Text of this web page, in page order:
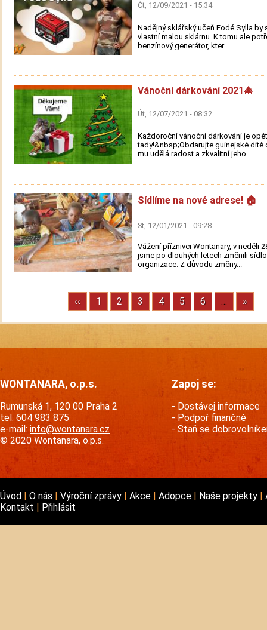
Čt, 12/09/2021 - 15:34
Nadějný sklářský učeň Fodé Sylla by
vlastní malou sklárnu. K tomu ale
benzínový generátor, kter...
Vánoční dárkování 2021🎄
Út, 12/07/2021 - 08:32
Každoroční vánoční dárkování je opět
tady!&nbsp;Obdarujte guinejské dítě
mu udělá radost a zkvalitní jeho ...
Sídlíme na nové adrese! 🏠
St, 12/01/2021 - 09:28
Vážení příznivci Wontanary, v neděli
jsme po dlouhých letech změnili
organizace. Z důvodu změny...
Previous
page
‹‹ Stránka
1 Stránka
2 Stránka
3 Stránka
4 Stránka
5 Stránka
6 …
Next
page
»
WONTANARA, o.p.s.
Rumunská 1, 120 00 Praha 2
tel. 604 983 875
e-mail: info@wontanara.cz
© 2020 Wontanara, o.p.s.
Zapoj se:
Dostávej informace
Podpoř finančně
Staň se
Úvod O nás Výroční zprávy Akce Adopce Naše projekty
Kontakt
Přihlásit